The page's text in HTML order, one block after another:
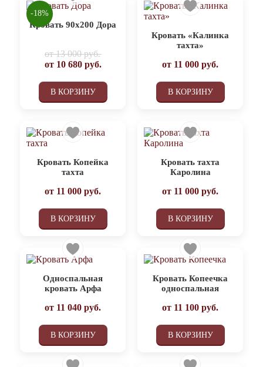
Кровать 90х200 Дора
от13 000 руб.
от 10 680руб.
В КОРЗИНУ
-18%
Кровать «Калинка
тахта»
от 11 000 руб.
В КОРЗИНУ
Кровать Копейка
тахта
от 11 000 руб.
В КОРЗИНУ
Кровать тахта
Каролина
от 11 000 руб.
В КОРЗИНУ
Односпальная
кровать Арфа
от 11 040 руб.
В КОРЗИНУ
Кровать Копеечка
односпальная
от 11 100 руб.
В КОРЗИНУ